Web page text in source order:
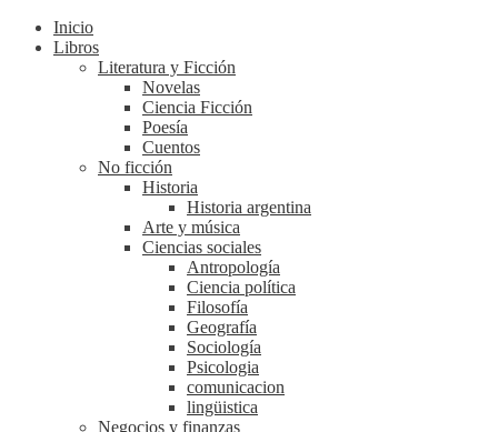
Inicio
Libros
Literatura y Ficción
Novelas
Ciencia Ficción
Poesía
Cuentos
No ficción
Historia
Historia argentina
Arte y música
Ciencias sociales
Antropología
Ciencia política
Filosofía
Geografía
Sociología
Psicologia
comunicacion
lingüistica
Negocios y finanzas